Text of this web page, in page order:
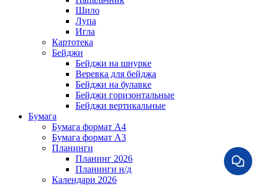
Шило
Лупа
Игла
Картотека
Бейджи
Бейджи на шнурке
Веревка для бейджа
Бейджи на булавке
Бейджи горизонтальные
Бейджи вертикальные
Бумага
Бумага формат А4
Бумага формат А3
Планинги
Планинг 2026
Планинги н/д
Календари 2026